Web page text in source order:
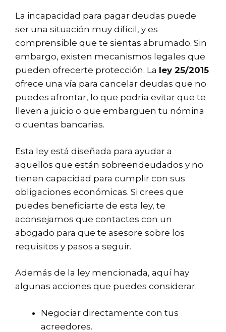
La incapacidad para pagar deudas puede
ser una situación muy difícil, y es
comprensible que te sientas abrumado. Sin
embargo, existen mecanismos legales que
pueden ofrecerte protección. La ley 25/2015
ofrece una vía para cancelar deudas que no
puedes afrontar, lo que podría evitar que te
lleven a juicio o que embarguen tu nómina
o cuentas bancarias.
Esta ley está diseñada para ayudar a
aquellos que están sobreendeudados y no
tienen capacidad para cumplir con sus
obligaciones económicas. Si crees que
puedes beneficiarte de esta ley, te
aconsejamos que contactes con un
abogado para que te asesore sobre los
requisitos y pasos a seguir.
Además de la ley mencionada, aquí hay
algunas acciones que puedes considerar:
Negociar directamente con tus
acreedores.